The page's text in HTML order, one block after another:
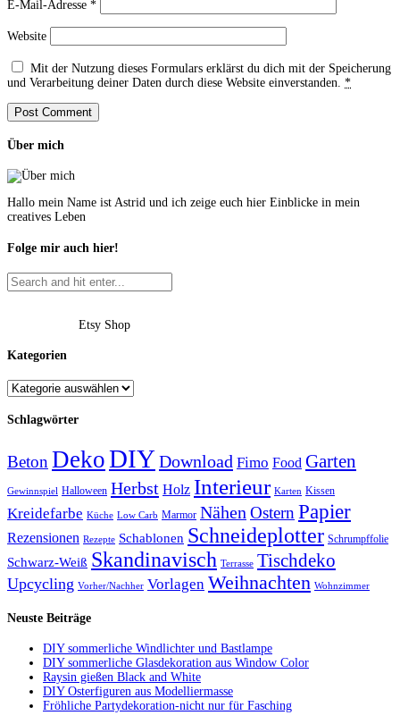
E-Mail-Adresse *
Website
Mit der Nutzung dieses Formulars erklärst du dich mit der Speicherung
und Verarbeitung deiner Daten durch diese Website einverstanden. *
Über mich
Hallo mein Name ist Astrid und ich zeige euch hier Einblicke in mein
creatives Leben
Folge mir auch hier!
Etsy Shop
Kategorien
Schlagwörter
Beton DekoDIYDownload Fimo Food Garten
Gewinnspiel Halloween Herbst Holz Interieur Karten Kissen
Kreidefarbe Küche Low Carb Marmor Nähen Ostern Papier
Rezensionen Rezepte Schablonen Schneideplotter Schrumpffolie
Schwarz-Weiß Skandinavisch Terrasse Tischdeko
Upcycling Vorher/Nachher Vorlagen Weihnachten Wohnzimmer
Neuste Beiträge
DIY sommerliche Windlichter und Bastlampe
DIY sommerliche Glasdekoration aus Window Color
Raysin gießen Black and White
DIY Osterfiguren aus Modelliermasse
Fröhliche Partydekoration-nicht nur für Fasching